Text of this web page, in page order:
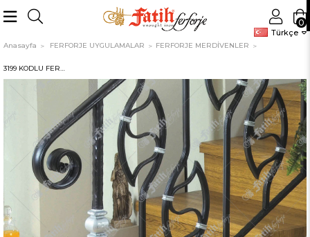
Türkçe
0
Anasayfa FERFORJE UYGULAMALAR FERFORJE MERDİVENLER
3199 KODLU FERFORJE MERDİVEN